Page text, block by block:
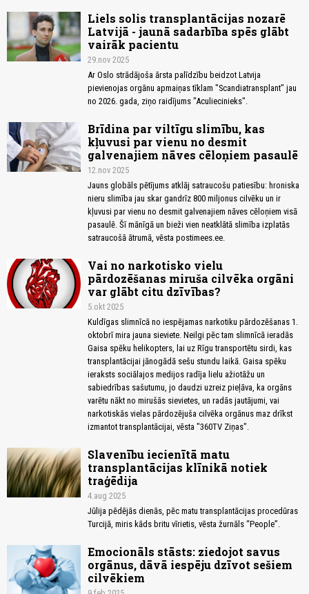
Liels solis transplantācijas nozarē
Latvijā - jaunā sadarbība spēs glābt
vairāk pacientu
29.nov 2025
Ar Oslo strādājoša ārsta palīdzību beidzot Latvija
pievienojas orgānu apmaiņas tīklam "Scandiatransplant" jau
no 2026. gada, ziņo raidījums "Aculiecinieks".
Brīdina par viltīgu slimību, kas
kļuvusi par vienu no desmit
galvenajiem nāves cēloņiem pasaulē
12.nov 2025
Jauns globāls pētījums atklāj satraucošu patiesību: hroniska
nieru slimība jau skar gandrīz 800 miljonus cilvēku un ir
kļuvusi par vienu no desmit galvenajiem nāves cēloņiem visā
pasaulē. Šī mānīgā un bieži vien neatklātā slimība izplatās
satraucošā ātrumā, vēsta postimees.ee.
Vai no narkotisko vielu
pārdozēšanas miruša cilvēka orgāni
var glābt citu dzīvības?
5.okt 2025
Kuldīgas slimnīcā no iespējamas narkotiku pārdozēšanas 1.
oktobrī mira jauna sieviete. Neilgi pēc tam slimnīcā ieradās
Gaisa spēku helikopters, lai uz Rīgu transportētu sirdi, kas
transplantācijai jānogādā sešu stundu laikā. Gaisa spēku
ieraksts sociālajos medijos radīja lielu ažiotāžu un
sabiedrības sašutumu, jo daudzi uzreiz pieļāva, ka orgāns
varētu nākt no mirušās sievietes, un radās jautājumi, vai
narkotiskās vielas pārdozējuša cilvēka orgānus maz drīkst
izmantot transplantācijai, vēsta "360TV Ziņas".
Slavenību iecienītā matu
transplantācijas klīnikā notiek
traģēdija
4.aug 2025
Jūlija pēdējās dienās, pēc matu transplantācijas procedūras
Turcijā, miris kāds britu vīrietis, vēsta žurnāls “People”.
Emocionāls stāsts: ziedojot savus
orgānus, dāvā iespēju dzīvot sešiem
cilvēkiem